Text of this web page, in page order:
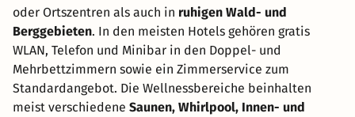
oder Ortszentren als auch in ruhigen Wald- und
Berggebieten. In den meisten Hotels gehören gratis
WLAN, Telefon und Minibar in den Doppel- und
Mehrbettzimmern sowie ein Zimmerservice zum
Standardangebot. Die Wellnessbereiche beinhalten
meist verschiedene Saunen, Whirlpool, Innen- und